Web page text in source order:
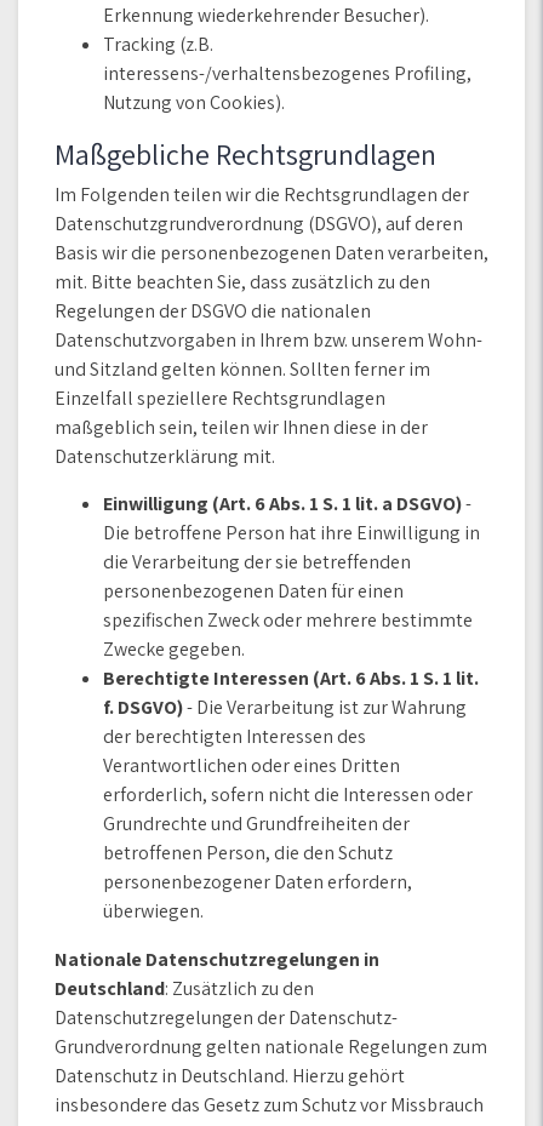
Erkennung wiederkehrender Besucher).
Tracking (z.B.
interessens-/verhaltensbezogenes Profiling,
Nutzung von Cookies).
Maßgebliche Rechtsgrundlagen
Im Folgenden teilen wir die Rechtsgrundlagen der
Datenschutzgrundverordnung (DSGVO), auf deren
Basis wir die personenbezogenen Daten verarbeiten,
mit. Bitte beachten Sie, dass zusätzlich zu den
Regelungen der DSGVO die nationalen
Datenschutzvorgaben in Ihrem bzw. unserem Wohn-
und Sitzland gelten können. Sollten ferner im
Einzelfall speziellere Rechtsgrundlagen
maßgeblich sein, teilen wir Ihnen diese in der
Datenschutzerklärung mit.
Einwilligung (Art. 6 Abs. 1 S. 1 lit. a DSGVO)-
Die betroffene Person hat ihre Einwilligung in
die Verarbeitung der sie betreffenden
personenbezogenen Daten für einen
spezifischen Zweck oder mehrere bestimmte
Zwecke gegeben.
Berechtigte Interessen (Art. 6 Abs. 1 S. 1 lit.
f. DSGVO)- Die Verarbeitung ist zur Wahrung
der berechtigten Interessen des
Verantwortlichen oder eines Dritten
erforderlich, sofern nicht die Interessen oder
Grundrechte und Grundfreiheiten der
betroffenen Person, die den Schutz
personenbezogener Daten erfordern,
überwiegen.
Nationale Datenschutzregelungen in
Deutschland: Zusätzlich zu den
Datenschutzregelungen der Datenschutz-
Grundverordnung gelten nationale Regelungen zum
Datenschutz in Deutschland. Hierzu gehört
insbesondere das Gesetz zum Schutz vor Missbrauch